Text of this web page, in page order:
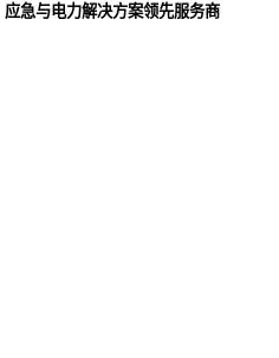
急与电力解决方案领先服务商